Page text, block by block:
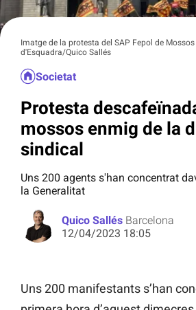
Imatge de la protesta del SAP Fepol de Mossos
d'Esquadra/Quico Sallés
Societat
Protesta
mossos enmig de la
sindical
Uns 200 agents s'han concentrat
la Generalitat
Quico Sallés Barcelona
12/04/2023 18:05
Uns 200 manifestants s’han